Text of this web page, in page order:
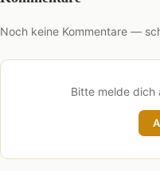
Noch keine Kommentare —
Bitte melde dich